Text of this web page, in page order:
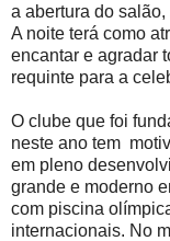
a abertura do
A noite terá como
encantar e agradar
requinte para a
O clube que foi
neste ano tem
em pleno
grande e moderno
com piscina
internacionais. No